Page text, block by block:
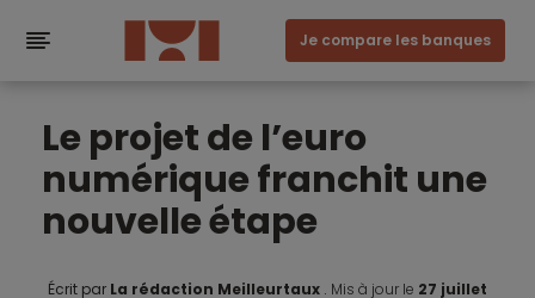
Je compare les banques
Le projet de l’euro
numérique franchit une
nouvelle étape
Écrit par La rédaction Meilleurtaux . Mis à jour le 27 juillet